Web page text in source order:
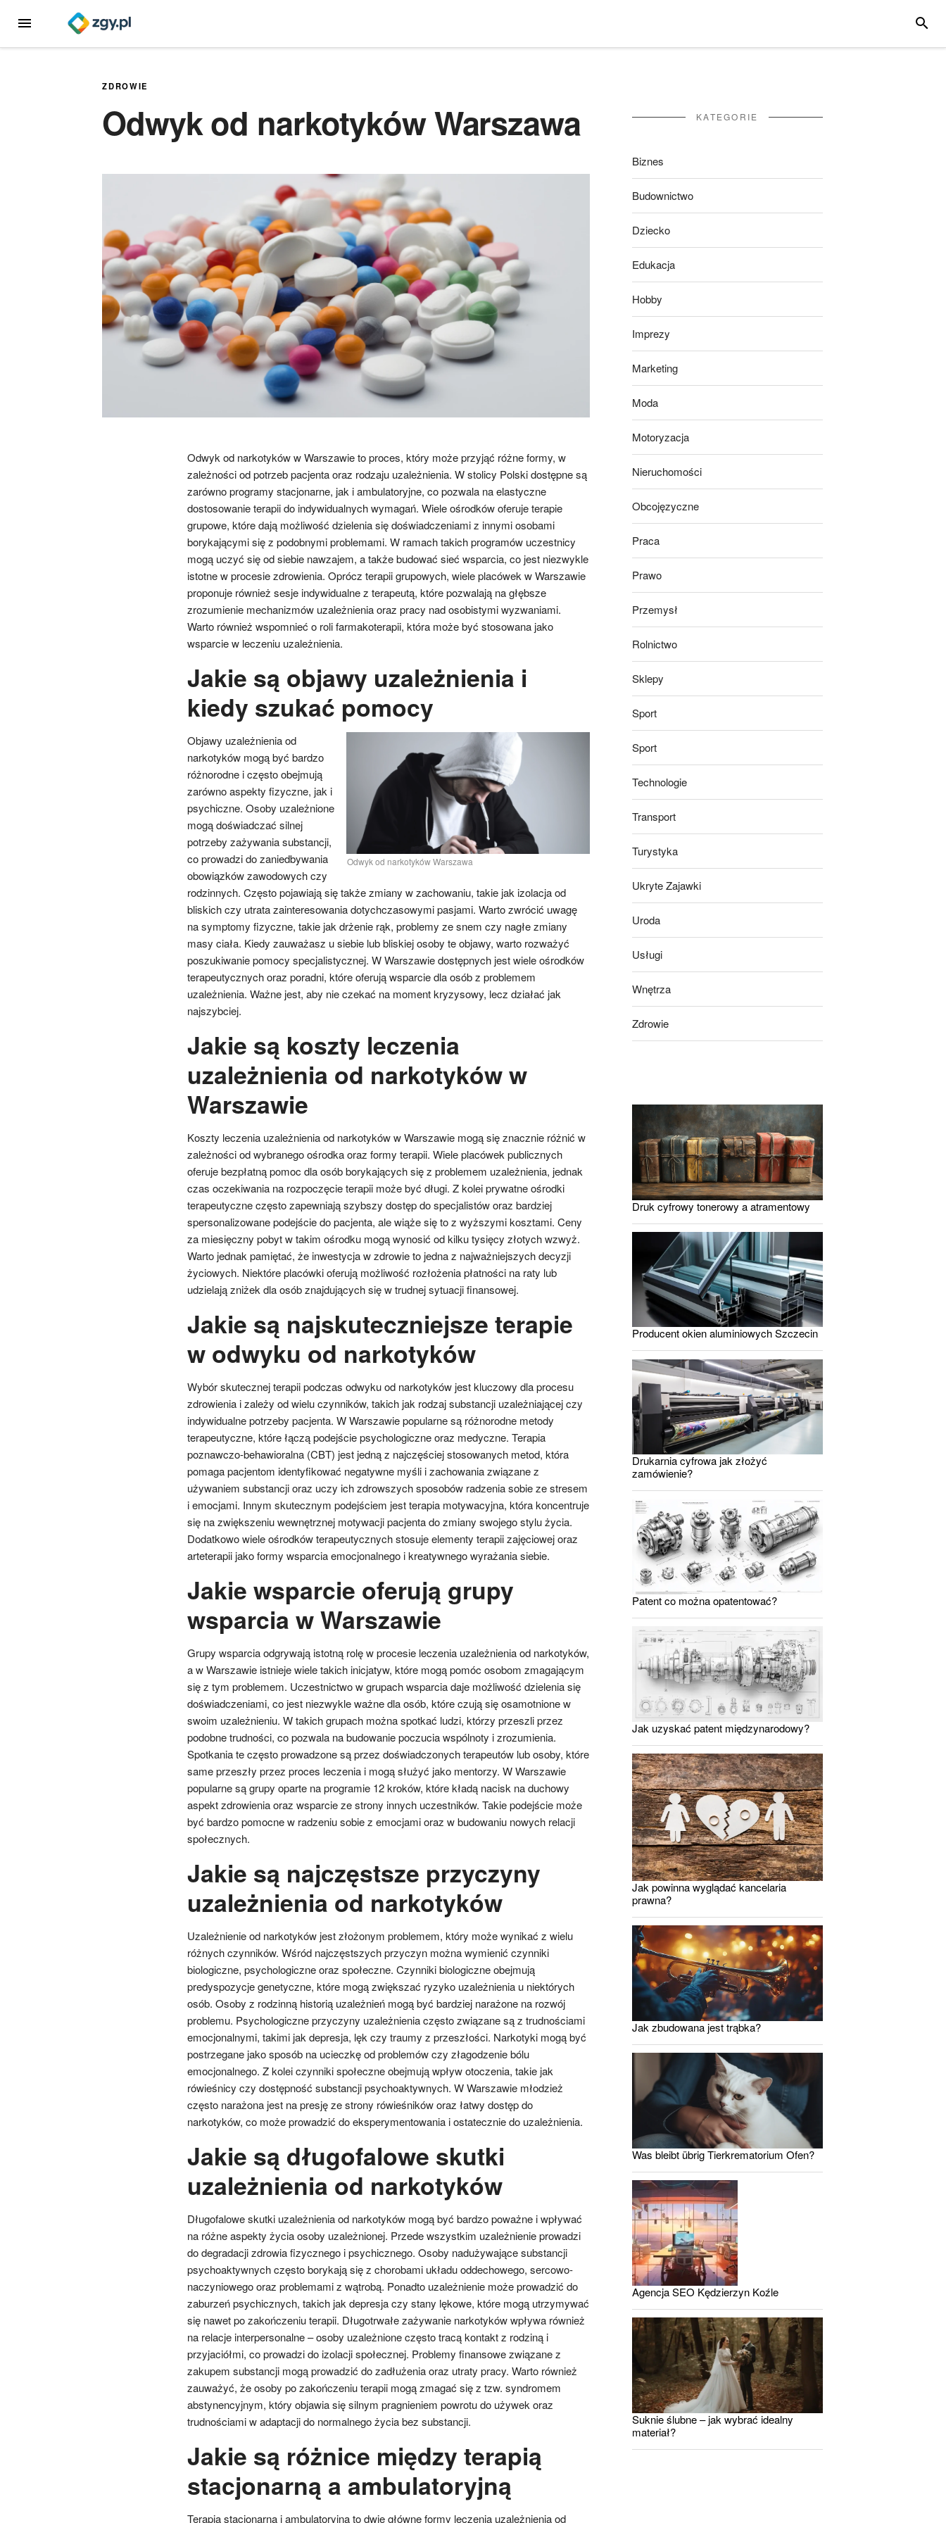
MENU
ZDROWIE
Odwyk od narkotyków Warszawa
Odwyk od narkotyków w Warszawie to proces, który może przyjąć różne formy, w
zależności od potrzeb pacjenta oraz rodzaju uzależnienia. W stolicy Polski dostępne są
zarówno programy stacjonarne, jak i ambulatoryjne, co pozwala na elastyczne
dostosowanie terapii do indywidualnych wymagań. Wiele ośrodków oferuje terapie
grupowe, które dają możliwość dzielenia się doświadczeniami z innymi osobami
borykającymi się z podobnymi problemami. W ramach takich programów uczestnicy
mogą uczyć się od siebie nawzajem, a także budować sieć wsparcia, co jest niezwykle
istotne w procesie zdrowienia. Oprócz terapii grupowych, wiele placówek w Warszawie
proponuje również sesje indywidualne z terapeutą, które pozwalają na głębsze
zrozumienie mechanizmów uzależnienia oraz pracy nad osobistymi wyzwaniami.
Warto również wspomnieć o roli farmakoterapii, która może być stosowana jako
wsparcie w leczeniu uzależnienia.
Jakie są objawy uzależnienia i
kiedy szukać pomocy
Odwyk od narkotyków Warszawa
Objawy uzależnienia od
narkotyków mogą być bardzo
różnorodne i często obejmują
zarówno aspekty fizyczne, jak i
psychiczne. Osoby uzależnione
mogą doświadczać silnej
potrzeby zażywania substancji,
co prowadzi do zaniedbywania
obowiązków zawodowych czy
rodzinnych. Często pojawiają się także zmiany w zachowaniu, takie jak izolacja od
bliskich czy utrata zainteresowania dotychczasowymi pasjami. Warto zwrócić uwagę
na symptomy fizyczne, takie jak drżenie rąk, problemy ze snem czy nagłe zmiany
masy ciała. Kiedy zauważasz u siebie lub bliskiej osoby te objawy, warto rozważyć
poszukiwanie pomocy specjalistycznej. W Warszawie dostępnych jest wiele ośrodków
terapeutycznych oraz poradni, które oferują wsparcie dla osób z problemem
uzależnienia. Ważne jest, aby nie czekać na moment kryzysowy, lecz działać jak
najszybciej.
Jakie są koszty leczenia
uzależnienia od narkotyków w
Warszawie
Koszty leczenia uzależnienia od narkotyków w Warszawie mogą się znacznie różnić w
zależności od wybranego ośrodka oraz formy terapii. Wiele placówek publicznych
oferuje bezpłatną pomoc dla osób borykających się z problemem uzależnienia, jednak
czas oczekiwania na rozpoczęcie terapii może być długi. Z kolei prywatne ośrodki
terapeutyczne często zapewniają szybszy dostęp do specjalistów oraz bardziej
spersonalizowane podejście do pacjenta, ale wiąże się to z wyższymi kosztami. Ceny
za miesięczny pobyt w takim ośrodku mogą wynosić od kilku tysięcy złotych wzwyż.
Warto jednak pamiętać, że inwestycja w zdrowie to jedna z najważniejszych decyzji
życiowych. Niektóre placówki oferują możliwość rozłożenia płatności na raty lub
udzielają zniżek dla osób znajdujących się w trudnej sytuacji finansowej.
Jakie są najskuteczniejsze terapie
w odwyku od narkotyków
Wybór skutecznej terapii podczas odwyku od narkotyków jest kluczowy dla procesu
zdrowienia i zależy od wielu czynników, takich jak rodzaj substancji uzależniającej czy
indywidualne potrzeby pacjenta. W Warszawie popularne są różnorodne metody
terapeutyczne, które łączą podejście psychologiczne oraz medyczne. Terapia
poznawczo-behawioralna (CBT) jest jedną z najczęściej stosowanych metod, która
pomaga pacjentom identyfikować negatywne myśli i zachowania związane z
używaniem substancji oraz uczy ich zdrowszych sposobów radzenia sobie ze stresem
i emocjami. Innym skutecznym podejściem jest terapia motywacyjna, która koncentruje
się na zwiększeniu wewnętrznej motywacji pacjenta do zmiany swojego stylu życia.
Dodatkowo wiele ośrodków terapeutycznych stosuje elementy terapii zajęciowej oraz
arteterapii jako formy wsparcia emocjonalnego i kreatywnego wyrażania siebie.
Jakie wsparcie oferują grupy
wsparcia w Warszawie
Grupy wsparcia odgrywają istotną rolę w procesie leczenia uzależnienia od narkotyków,
a w Warszawie istnieje wiele takich inicjatyw, które mogą pomóc osobom zmagającym
się z tym problemem. Uczestnictwo w grupach wsparcia daje możliwość dzielenia się
doświadczeniami, co jest niezwykle ważne dla osób, które czują się osamotnione w
swoim uzależnieniu. W takich grupach można spotkać ludzi, którzy przeszli przez
podobne trudności, co pozwala na budowanie poczucia wspólnoty i zrozumienia.
Spotkania te często prowadzone są przez doświadczonych terapeutów lub osoby, które
same przeszły przez proces leczenia i mogą służyć jako mentorzy. W Warszawie
popularne są grupy oparte na programie 12 kroków, które kładą nacisk na duchowy
aspekt zdrowienia oraz wsparcie ze strony innych uczestników. Takie podejście może
być bardzo pomocne w radzeniu sobie z emocjami oraz w budowaniu nowych relacji
społecznych.
Jakie są najczęstsze przyczyny
uzależnienia od narkotyków
Uzależnienie od narkotyków jest złożonym problemem, który może wynikać z wielu
różnych czynników. Wśród najczęstszych przyczyn można wymienić czynniki
biologiczne, psychologiczne oraz społeczne. Czynniki biologiczne obejmują
predyspozycje genetyczne, które mogą zwiększać ryzyko uzależnienia u niektórych
osób. Osoby z rodzinną historią uzależnień mogą być bardziej narażone na rozwój
problemu. Psychologiczne przyczyny uzależnienia często związane są z trudnościami
emocjonalnymi, takimi jak depresja, lęk czy traumy z przeszłości. Narkotyki mogą być
postrzegane jako sposób na ucieczkę od problemów czy złagodzenie bólu
emocjonalnego. Z kolei czynniki społeczne obejmują wpływ otoczenia, takie jak
rówieśnicy czy dostępność substancji psychoaktywnych. W Warszawie młodzież
często narażona jest na presję ze strony rówieśników oraz łatwy dostęp do
narkotyków, co może prowadzić do eksperymentowania i ostatecznie do uzależnienia.
Jakie są długofalowe skutki
uzależnienia od narkotyków
Długofalowe skutki uzależnienia od narkotyków mogą być bardzo poważne i wpływać
na różne aspekty życia osoby uzależnionej. Przede wszystkim uzależnienie prowadzi
do degradacji zdrowia fizycznego i psychicznego. Osoby nadużywające substancji
psychoaktywnych często borykają się z chorobami układu oddechowego, sercowo-
naczyniowego oraz problemami z wątrobą. Ponadto uzależnienie może prowadzić do
zaburzeń psychicznych, takich jak depresja czy stany lękowe, które mogą utrzymywać
się nawet po zakończeniu terapii. Długotrwałe zażywanie narkotyków wpływa również
na relacje interpersonalne – osoby uzależnione często tracą kontakt z rodziną i
przyjaciółmi, co prowadzi do izolacji społecznej. Problemy finansowe związane z
zakupem substancji mogą prowadzić do zadłużenia oraz utraty pracy. Warto również
zauważyć, że osoby po zakończeniu terapii mogą zmagać się z tzw. syndromem
abstynencyjnym, który objawia się silnym pragnieniem powrotu do używek oraz
trudnościami w adaptacji do normalnego życia bez substancji.
Jakie są różnice między terapią
stacjonarną a ambulatoryjną
Terapia stacjonarna i ambulatoryjna to dwie główne formy leczenia uzależnienia od
KATEGORIE
Biznes
Budownictwo
Dziecko
Edukacja
Hobby
Imprezy
Marketing
Moda
Motoryzacja
Nieruchomości
Obcojęzyczne
Praca
Prawo
Przemysł
Rolnictwo
Sklepy
Sport
Sport
Technologie
Transport
Turystyka
Ukryte Zajawki
Uroda
Usługi
Wnętrza
Zdrowie
Druk cyfrowy tonerowy a atramentowy
Producent okien aluminiowych Szczecin
Drukarnia cyfrowa jak złożyć
zamówienie?
Patent co można opatentować?
Jak uzyskać patent międzynarodowy?
Jak powinna wyglądać kancelaria
prawna?
Jak zbudowana jest trąbka?
Was bleibt übrig Tierkrematorium Ofen?
Agencja SEO Kędzierzyn Koźle
Suknie ślubne – jak wybrać idealny
materiał?